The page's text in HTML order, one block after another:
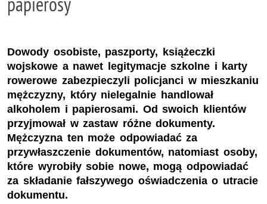
Dowody osobiste, paszporty, książeczki
wojskowe a nawet legitymacje szkolne i karty
rowerowe zabezpieczyli policjanci w mieszkaniu
mężczyzny, który nielegalnie handlował
alkoholem i papierosami. Od swoich klientów
przyjmował w zastaw różne dokumenty.
Mężczyzna ten może odpowiadać za
przywłaszczenie dokumentów, natomiast osoby,
które wyrobiły sobie nowe, mogą odpowiadać
za składanie fałszywego oświadczenia o utracie
dokumentu.